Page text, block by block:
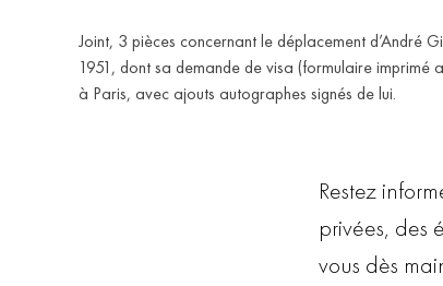
Joint, 3 pièces concernant le déplacement d’André
1951, dont sa demande de visa (formulaire imprimé
à Paris, avec ajouts autographes signés de lui.
Restez
privées, des
vous dès